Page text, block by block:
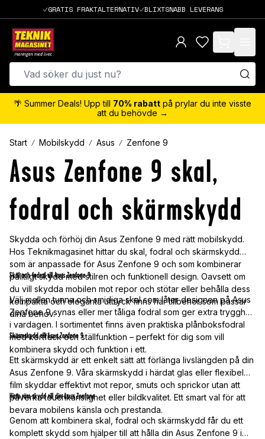
GRATIS FRAKTALTERNATIV BLIXTSNABB LEVERANS
items in cart,
🌴 Summer Deals! Upp till 70% rabatt på prylar du inte visste
att du behövde →
Start Mobilskydd Asus Zenfone 9
Asus Zenfone 9 skal,
fodral och skärmskydd
Skydda och förhöj din Asus Zenfone 9 med rätt mobilskydd.
Hos Teknikmagasinet hittar du skal, fodral och skärmskydd
som är anpassade för Asus Zenfone 9 och som kombinerar
pålitligt skydd med stilren och funktionell design. Oavsett om
du vill skydda mobilen mot repor och stötar eller behålla dess
kompakta och eleganta uttryck finns här tillbehör som passar
dina behov.
Skal och fodral till Asus Zenfone 9
Välj mellan tunna och smidiga skal som låter designen på Asus
Zenfone 9 synas eller mer tåliga fodral som ger extra trygghet
i vardagen. I sortimentet finns även praktiska plånboksfodral
med kortfack och ställfunktion – perfekt för dig som vill
kombinera skydd och funktion i ett.
Skärmskydd till Asus Zenfone 9
Ett skärmskydd är ett enkelt sätt att förlänga livslängden på din
Asus Zenfone 9. Våra skärmskydd i härdat glas eller flexibel
film skyddar effektivt mot repor, smuts och sprickor utan att
påverka touchkänslighet eller bildkvalitet. Ett smart val för att
bevara mobilens känsla och prestanda.
Hitta rätt skydd till din Asus Zenfone
Genom att kombinera skal, fodral och skärmskydd får du ett
komplett skydd som hjälper till att hålla din Asus Zenfone 9 i